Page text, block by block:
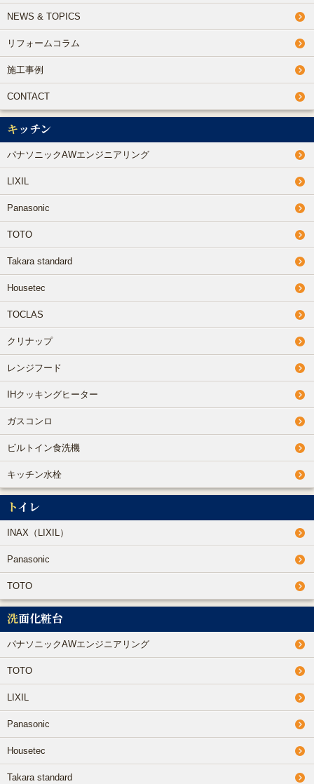
NEWS & TOPICS
リフォームコラム
施工事例
CONTACT
キッチン
パナソニックAWエンジニアリング
LIXIL
Panasonic
TOTO
Takara standard
Housetec
TOCLAS
クリナップ
レンジフード
IHクッキングヒーター
ガスコンロ
ビルトイン食洗機
キッチン水栓
トイレ
INAX（LIXIL）
Panasonic
TOTO
洗面化粧台
パナソニックAWエンジニアリング
TOTO
LIXIL
Panasonic
Housetec
Takara standard